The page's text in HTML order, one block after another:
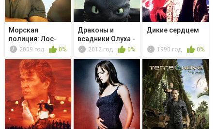
Морская
полиция: Лос-
Анджелес -
2009 год 0%
Драконы и
всадники Олуха -
Викинг в п...
2012 год 0%
Дикие сердцем
1990 год 0%